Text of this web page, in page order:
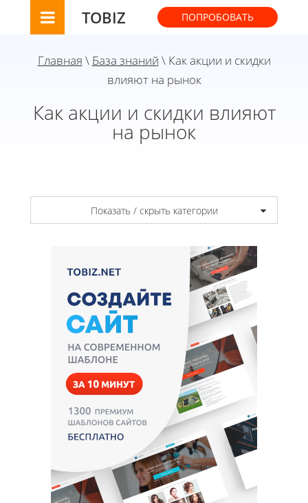
TOBIZ ПОПРОБОВАТЬ
Главная \ База знаний \ Как акции и скидки
влияют на рынок
Как акции и скидки влияют
на рынок
Показать / скрыть категории